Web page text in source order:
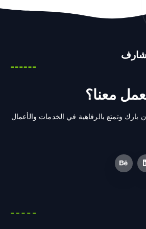
معنا؟
بارك وتمتع بالرفاهية في الخدمات والأعمال